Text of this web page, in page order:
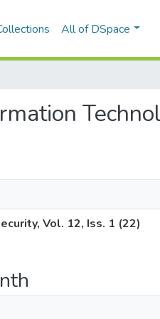
All of DSpace
Vol. 12, Iss. 1 (22)